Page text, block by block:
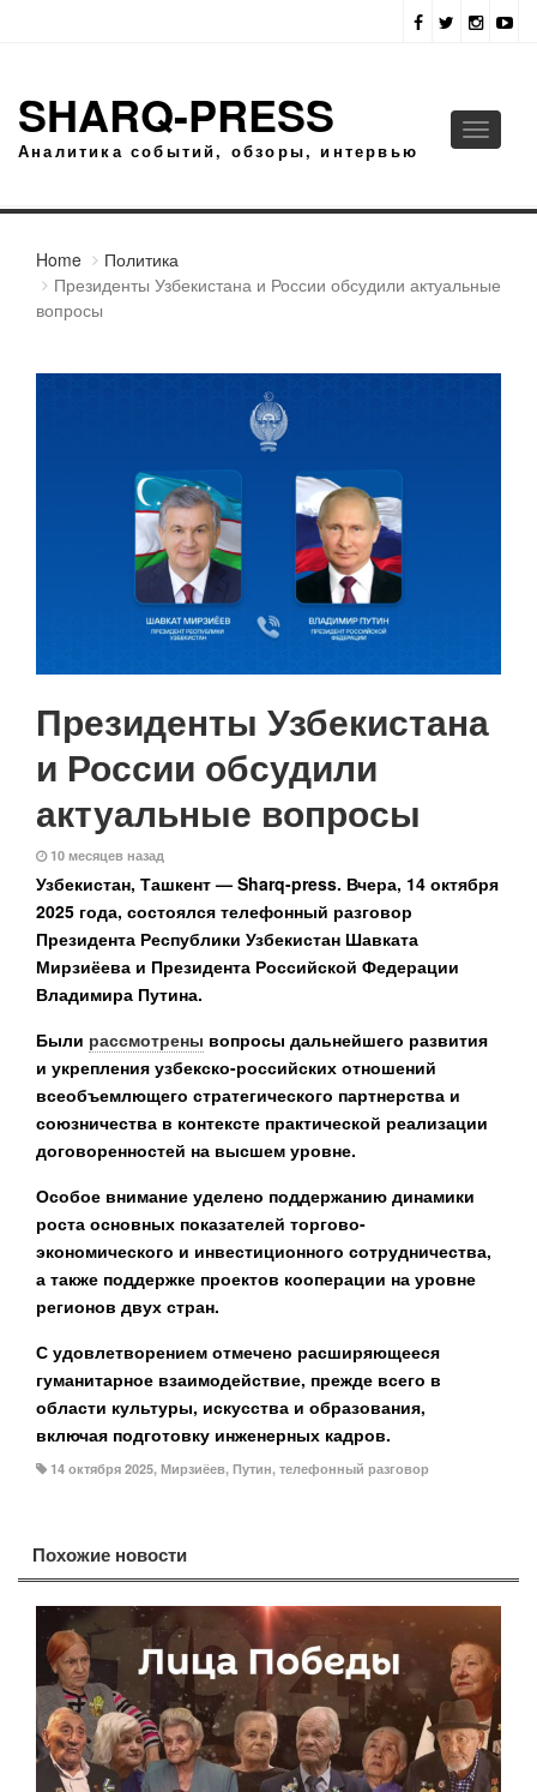
SHARQ-PRESS
Аналитика событий, обзоры, интервью
Toggle
Home
Политика
Президенты Узбекистана и России обсудили актуальные
вопросы
Президенты Узбекистана
и России обсудили
актуальные вопросы
10 месяцев назад
Узбекистан, Ташкент — Sharq-press. Вчера, 14 октября
2025 года, состоялся телефонный разговор
Президента Республики Узбекистан Шавката
Мирзиёева и Президента Российской Федерации
Владимира Путина.
Были рассмотрены вопросы дальнейшего развития
и укрепления узбекско-российских отношений
всеобъемлющего стратегического партнерства и
союзничества в контексте практической реализации
договоренностей на высшем уровне.
Особое внимание уделено поддержанию динамики
роста основных показателей торгово-
экономического и инвестиционного сотрудничества,
а также поддержке проектов кооперации на уровне
регионов двух стран.
С удовлетворением отмечено расширяющееся
гуманитарное взаимодействие, прежде всего в
области культуры, искусства и образования,
включая подготовку инженерных кадров.
14 октября 2025, Мирзиёев, Путин, телефонный разговор
Похожие новости